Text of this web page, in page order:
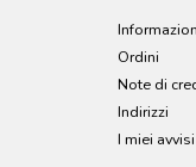
Ordini
Note di
Indirizzi
I miei avvisi